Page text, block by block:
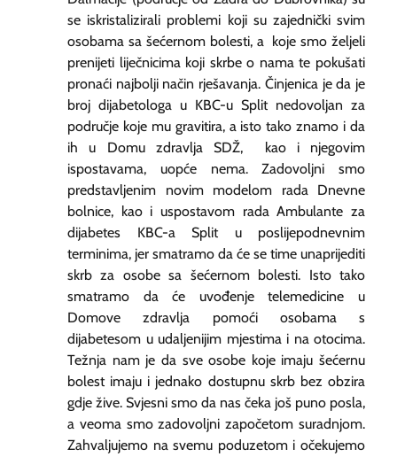
se iskristalizirali problemi koji su zajednički svim
osobama sa šećernom bolesti, a koje smo željeli
prenijeti liječnicima koji skrbe o nama te pokušati
pronaći najbolji način rješavanja. Činjenica je da je
broj dijabetologa u KBC-u Split nedovoljan za
područje koje mu gravitira, a isto tako znamo i da
ih u Domu zdravlja SDŽ, kao i njegovim
ispostavama, uopće nema. Zadovoljni smo
predstavljenim novim modelom rada Dnevne
bolnice, kao i uspostavom rada Ambulante za
dijabetes KBC-a Split u poslijepodnevnim
terminima, jer smatramo da će se time unaprijediti
skrb za osobe sa šećernom bolesti. Isto tako
smatramo da će uvođenje telemedicine u
Domove zdravlja pomoći osobama s
dijabetesom u udaljenijim mjestima i na otocima.
Težnja nam je da sve osobe koje imaju šećernu
bolest imaju i jednako dostupnu skrb bez obzira
gdje žive. Svjesni smo da nas čeka još puno posla,
a veoma smo zadovoljni započetom suradnjom.
Zahvaljujemo na svemu poduzetom i očekujemo